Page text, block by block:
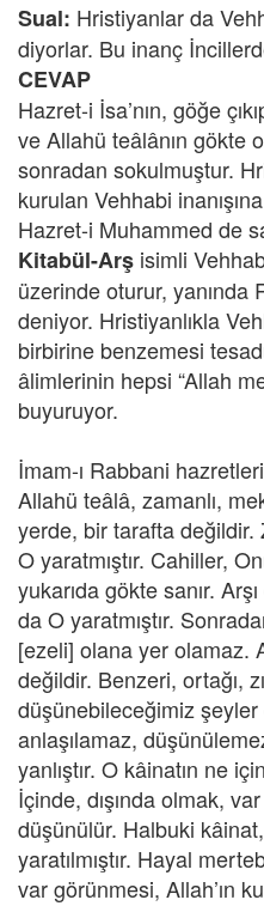
Sual: Hristiyanlar da
diyorlar. Bu inanç
CEVAP
Hazret-i İsa’nın, göğe
ve Allahü teâlânın gökte
sonradan sokulmuştur.
kurulan Vehhabi
Hazret-i Muhammed de
Kitabül-Arş isimli
üzerinde oturur, yanında
deniyor. Hristiyanlıkla
birbirine benzemesi
âlimlerinin hepsi “Allah
buyuruyor.
İmam-ı Rabbani
Allahü teâlâ, zamanlı,
yerde, bir tarafta değildir.
O yaratmıştır. Cahiller,
yukarıda gökte sanır. Arşı
da O yaratmıştır.
[ezeli] olana yer olamaz.
değildir. Benzeri, ortağı,
düşünebileceğimiz
anlaşılamaz,
yanlıştır. O kâinatın ne
İçinde, dışında olmak,
düşünülür. Halbuki
yaratılmıştır. Hayal
var görünmesi, Allah’ın